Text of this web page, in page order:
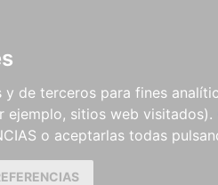
de terceros para fines
ejemplo, sitios web visitados).
o aceptarlas todas
PARTITURAS Y EDICIONES
CRÍTICAS